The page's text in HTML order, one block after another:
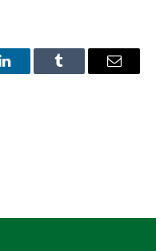
LinkedInTumblr
E-